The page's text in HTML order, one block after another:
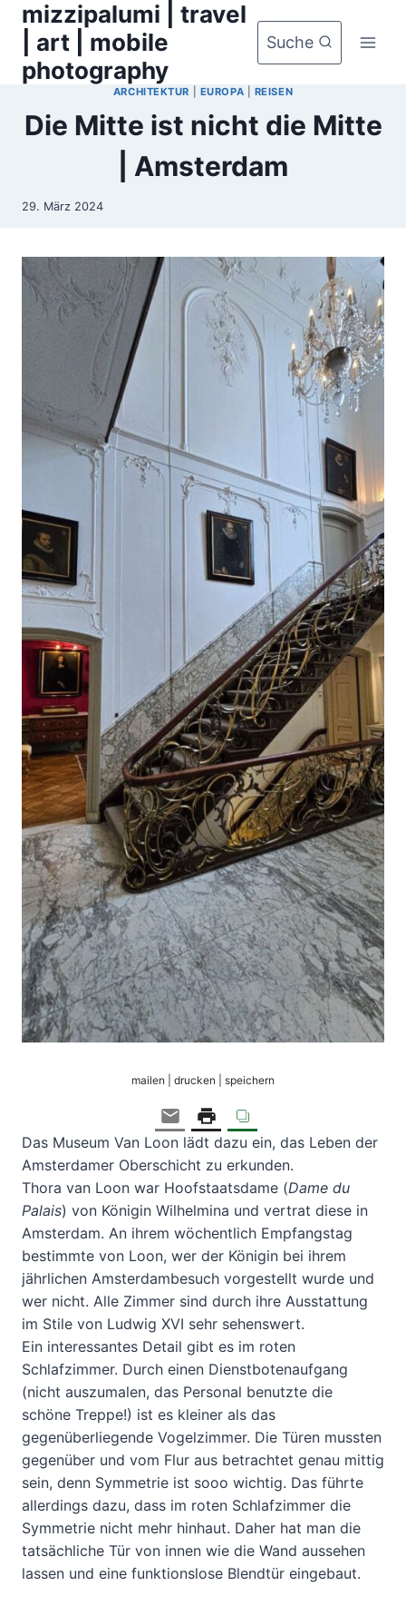
Zum
Inhalt
springen
mizzipalumi | travel
| art | mobile
photography
Suche
ARCHITEKTUR EUROPA REISEN
Die Mitte ist nicht die Mitte
| Amsterdam
29. März 2024
mailen | drucken | speichern
Das Museum Van Loon lädt dazu ein, das Leben der
Amsterdamer Oberschicht zu erkunden.
Thora van Loon war Hoofstaatsdame (Dame du
Palais) von Königin Wilhelmina und vertrat diese in
Amsterdam. An ihrem wöchentlich Empfangstag
bestimmte von Loon, wer der Königin bei ihrem
jährlichen Amsterdambesuch vorgestellt wurde und
wer nicht. Alle Zimmer sind durch ihre Ausstattung
im Stile von Ludwig XVI sehr sehenswert.
Ein interessantes Detail gibt es im roten
Schlafzimmer. Durch einen Dienstbotenaufgang
(nicht auszumalen, das Personal benutzte die
schöne Treppe!) ist es kleiner als das
gegenüberliegende Vogelzimmer. Die Türen mussten
gegenüber und vom Flur aus betrachtet genau mittig
sein, denn Symmetrie ist sooo wichtig. Das führte
allerdings dazu, dass im roten Schlafzimmer die
Symmetrie nicht mehr hinhaut. Daher hat man die
tatsächliche Tür von innen wie die Wand aussehen
lassen und eine funktionslose Blendtür eingebaut.